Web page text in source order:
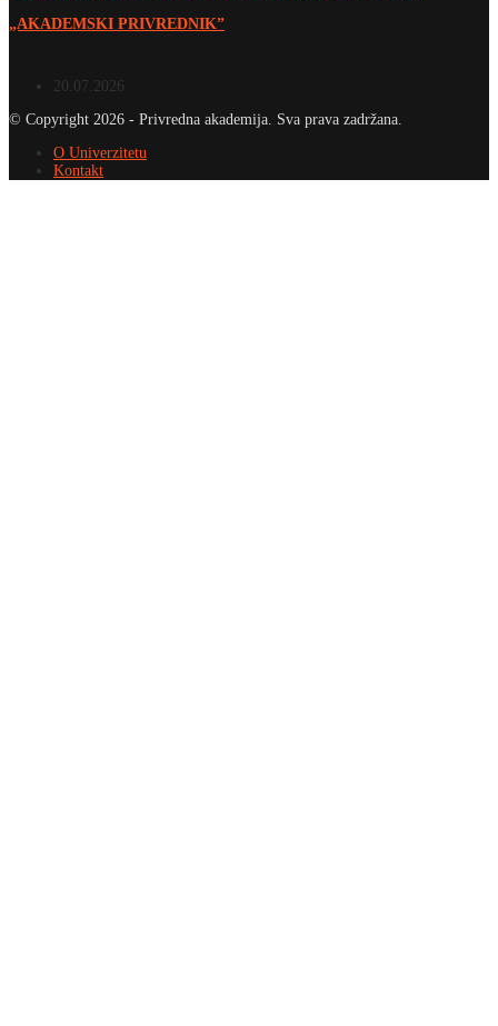
„AKADEMSKI PRIVREDNIK”
20.07.2026
© Copyright 2026 - Privredna akademija. Sva prava zadržana.
O Univerzitetu
Kontakt